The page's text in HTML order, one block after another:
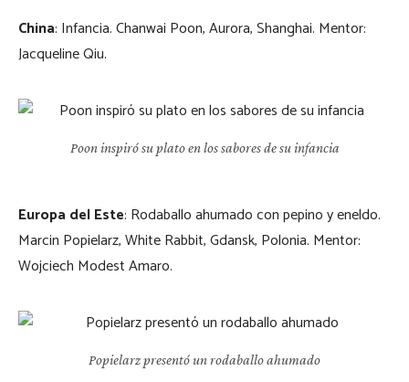
China: Infancia. Chanwai Poon, Aurora, Shanghai. Mentor:
Jacqueline Qiu.
Poon inspiró su plato en los sabores de su infancia
Europa del Este: Rodaballo ahumado con pepino y eneldo.
Marcin Popielarz, White Rabbit, Gdansk, Polonia. Mentor:
Wojciech Modest Amaro.
Popielarz presentó un rodaballo ahumado